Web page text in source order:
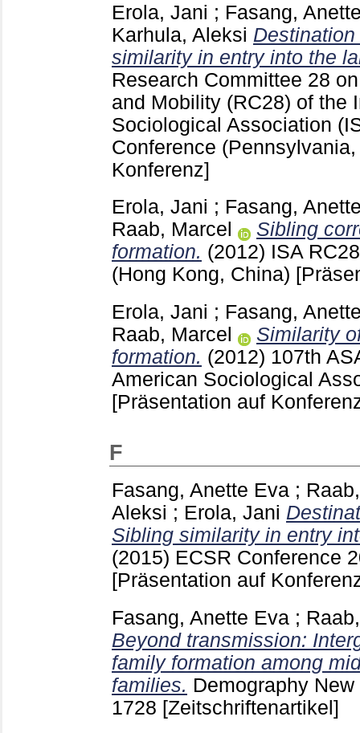
Erola, Jani ; Fasang,
Karhula, Aleksi
similarity in entry into the
Research Committee 28
and Mobility (RC28) of the
Sociological Association
Conference
Konferenz]
Erola, Jani ; Fasang,
Raab, Marcel
Sibling
formation. (2012) ISA
(Hong Kong, China)
Erola, Jani ; Fasang,
Raab, Marcel
Similarity
formation. (2012) 107th
American Sociological
[Präsentation auf
F
Fasang, Anette Eva ;
Aleksi ; Erola, Jani
Sibling similarity in entry
(2015) ECSR Conference
[Präsentation auf
Fasang, Anette Eva ;
Beyond transmission:
family formation among
families. Demography
1728 [Zeitschriftenartikel]